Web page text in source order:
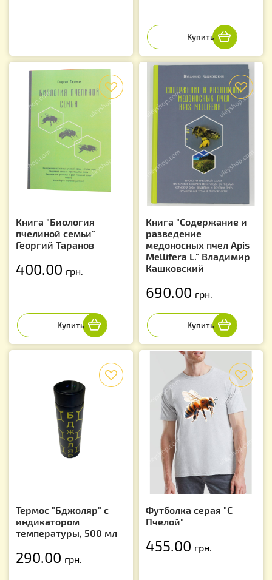
Книга "Биология
пчелиной семьи"
Георгий Таранов
400.00 грн.
Книга "Содержание и
разведение
медоносных пчел Apis
Mellifera L." Владимир
Кашковский
690.00 грн.
Термос "Бджоляр" с
индикатором
температуры, 500 мл
290.00 грн.
Футболка серая "С
Пчелой"
455.00 грн.